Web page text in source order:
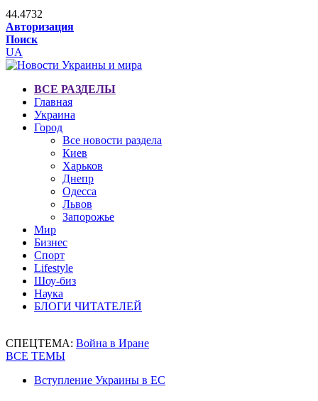
44.4732
Авторизация
Поиск
UA
ВСЕ РАЗДЕЛЫ
Главная
Украина
Город
Все новости раздела
Киев
Харьков
Днепр
Одесса
Львов
Запорожье
Мир
Бизнес
Спорт
Lifestyle
Шоу-биз
Наука
БЛОГИ ЧИТАТЕЛЕЙ
СПЕЦТЕМА: Война в Иране
ВСЕ ТЕМЫ
Вступление Украины в ЕС